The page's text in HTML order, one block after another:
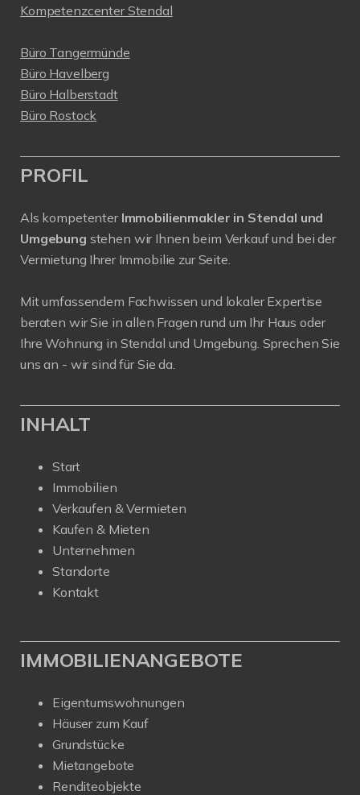
Kompetenzcenter Stendal
Büro Tangermünde
Büro Havelberg
Büro Halberstadt
Büro Rostock
PROFIL
Als kompetenter Immobilienmakler in Stendal und
Umgebung stehen wir Ihnen beim Verkauf und bei der
Vermietung Ihrer Immobilie zur Seite.
Mit umfassendem Fachwissen und lokaler Expertise
beraten wir Sie in allen Fragen rund um Ihr Haus oder
Ihre Wohnung in Stendal und Umgebung. Sprechen Sie
uns an - wir sind für Sie da.
INHALT
Start
Immobilien
Verkaufen & Vermieten
Kaufen & Mieten
Unternehmen
Standorte
Kontakt
IMMOBILIENANGEBOTE
Eigentumswohnungen
Häuser zum Kauf
Grundstücke
Mietangebote
Renditeobjekte